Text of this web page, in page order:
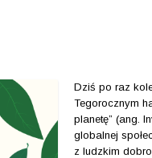
Dziś po raz
Tegorocznym
planetę” (ang.
globalnej
z ludzkim